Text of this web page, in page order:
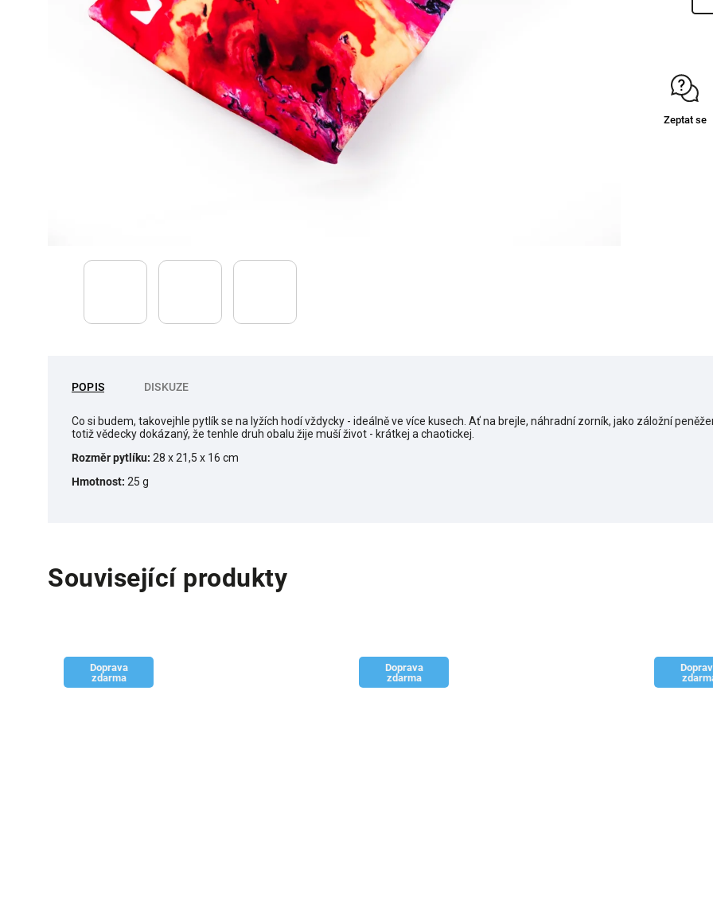
Zeptat se
POPIS DISKUZE
Co si budem, takovejhle pytlík se na lyžích hodí vždycky - ideálně ve více kusech. Ať na brejle, náhradní zorník, jako záložní
totiž vědecky dokázaný, že tenhle druh obalu žije muší život - krátkej a chaotickej.
Rozměr pytlíku: 28 x 21,5 x 16 cm
Hmotnost: 25 g
Související produkty
Doprava
zdarma
Doprava
zdarma